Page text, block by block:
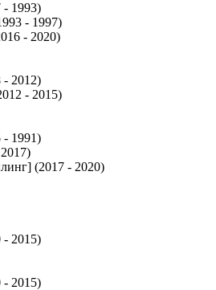
- 1993)
- 1997)
- 2020)
- 2012)
- 2015)
- 1991)
(2017 - 2020)
- 2015)
- 2015)